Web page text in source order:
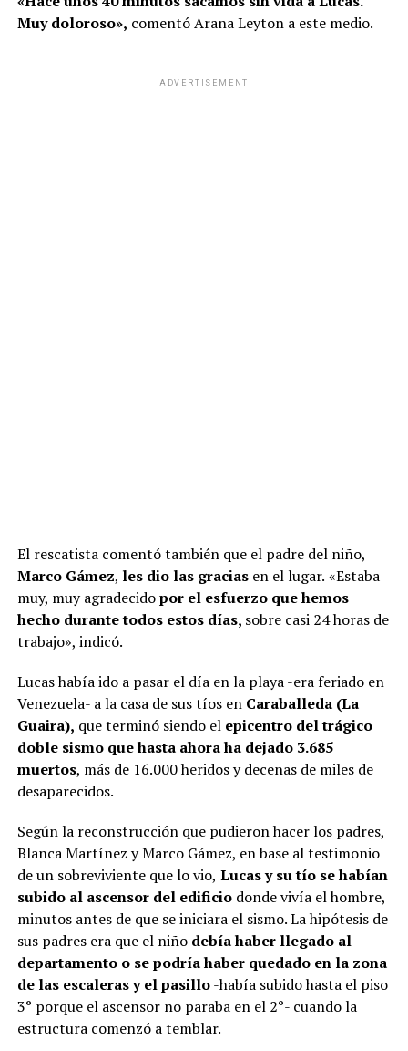
Muy doloroso», comentó Arana Leyton a este medio.
ADVERTISEMENT
El rescatista comentó también que el padre del niño,
Marco Gámez, les dio las graciasen el lugar. «Estaba
muy, muy agradecidopor el esfuerzo que hemos
hecho durante todos estos días, sobre casi 24 horas de
trabajo», indicó.
Lucas había ido a pasar el día en la playa -era feriado en
Venezuela- a la casa de sus tíos en Caraballeda (La
Guaira), que terminó siendo elepicentro del trágico
doble sismo que hasta ahora ha dejado 3.685
muertos, más de 16.000 heridos y decenas de miles de
desaparecidos.
Según la reconstrucción que pudieron hacer los padres,
Blanca Martínez y Marco Gámez, en base al testimonio
de un sobreviviente que lo vio, Lucas y su tío se habían
subido al ascensor del edificio donde vivía el hombre,
minutos antes de que se iniciara el sismo. La hipótesis de
sus padres era que el niño debía haber llegado al
departamento o se podría haber quedado en la zona
de las escaleras y el pasillo-había subido hasta el piso
3° porque el ascensor no paraba en el 2°- cuando la
estructura comenzó a temblar.